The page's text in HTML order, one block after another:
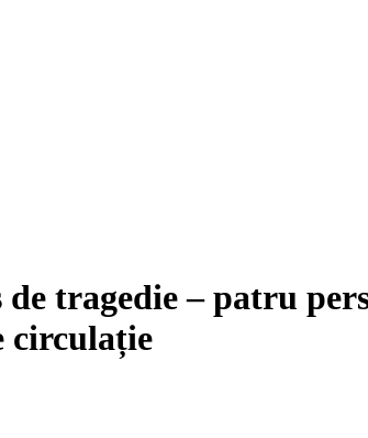
de tragedie – patru
circulație